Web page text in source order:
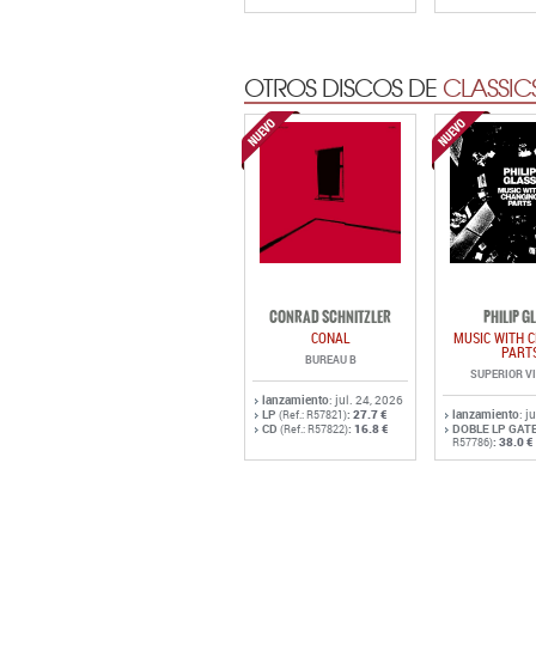
OTROS DISCOS DE
CONRAD SCHNITZLER
CONAL
BUREAU B
lanzamiento: jul. 24, 2026
LP (Ref.: R57821): 27.7 €
CD (Ref.: R57822): 16.8 €
PHILIP
MUSIC WITH
SUPERIOR
lanzamiento:
DOBLE LP
R57786): 38.0 €